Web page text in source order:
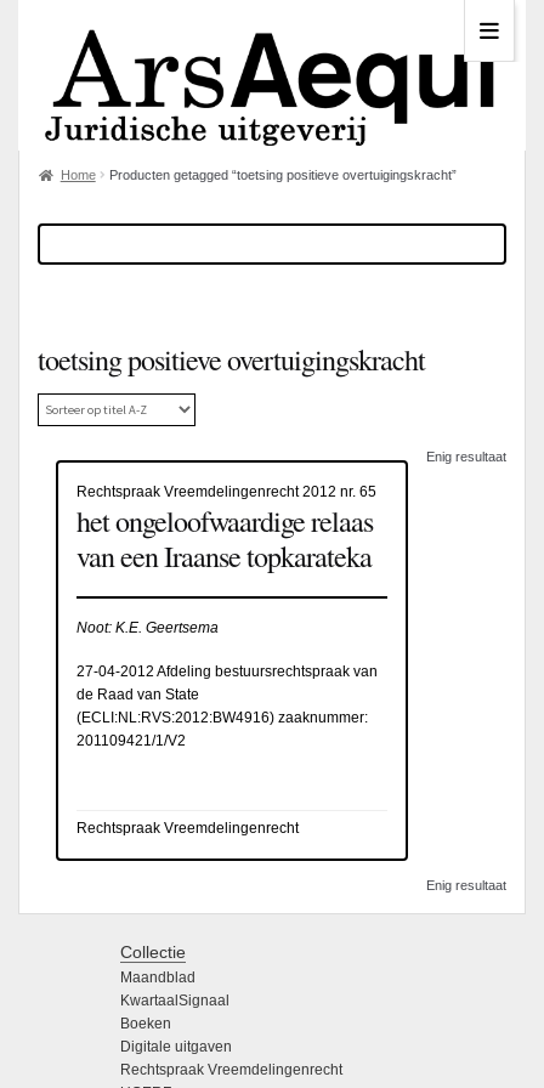
Home Producten getagged “toetsing positieve overtuigingskracht”
toetsing positieve overtuigingskracht
Enig resultaat
Rechtspraak Vreemdelingenrecht 2012 nr. 65
het ongeloofwaardige relaas
van een Iraanse topkarateka
Noot: K.E. Geertsema
27-04-2012 Afdeling bestuursrechtspraak van
de Raad van State
(ECLI:NL:RVS:2012:BW4916) zaaknummer:
201109421/1/V2
Rechtspraak Vreemdelingenrecht
Enig resultaat
Collectie
Maandblad
KwartaalSignaal
Boeken
Digitale uitgaven
Rechtspraak Vreemdelingenrecht